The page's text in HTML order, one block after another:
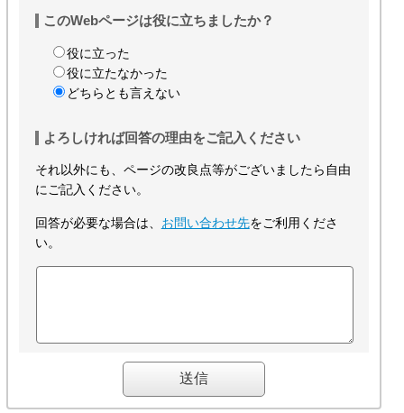
このWebページは役に立ちましたか？
役に立った
役に立たなかった
どちらとも言えない
よろしければ回答の理由をご記入ください
それ以外にも、ページの改良点等がございましたら自由
にご記入ください。
回答が必要な場合は、 お問い合わせ先をご利用くださ
い。